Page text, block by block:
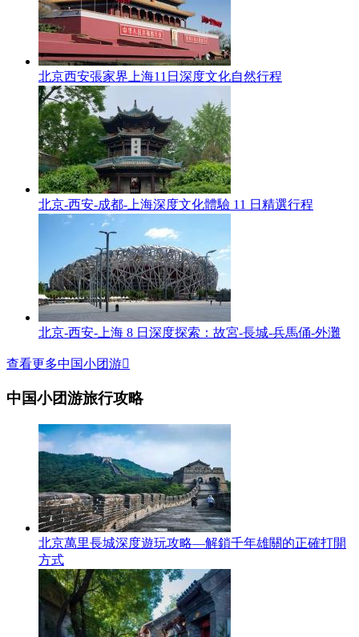
北京西安張家界上海11日深度文化自然行程
北京-西安-成都-上海深度文化體驗 11 日精選行程
北京-西安-上海 8 日深度探索：故宮-長城-兵馬俑-外灘
查看更多中国小团游
中国小团游旅行攻略
北京萬里長城深度遊玩攻略—解鎖千年雄關的正確打開
方式